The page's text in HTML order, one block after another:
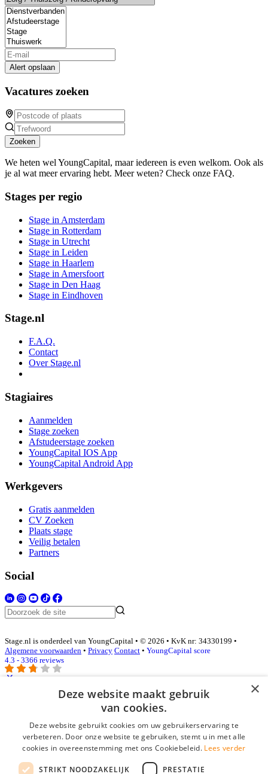
Alert opslaan
Vacatures zoeken
Zoeken
We heten wel YoungCapital, maar iedereen is even welkom. Ook als
je al wat meer ervaring hebt. Meer weten? Check onze FAQ.
Stages per regio
Stage in Amsterdam
Stage in Rotterdam
Stage in Utrecht
Stage in Leiden
Stage in Haarlem
Stage in Amersfoort
Stage in Den Haag
Stage in Eindhoven
Stage.nl
F.A.Q.
Contact
Over Stage.nl
Stagiaires
Aanmelden
Stage zoeken
Afstudeerstage zoeken
YoungCapital IOS App
YoungCapital Android App
Werkgevers
Gratis aanmelden
CV Zoeken
Plaats stage
Veilig betalen
Partners
Social
Stage.nl is onderdeel van YoungCapital • © 2026 • KvK nr: 34330199 •
Algemene voorwaarden • Privacy Contact • YoungCapital score
4.3 - 3366 reviews
Inloggen als bedrijf
E-mail*
Wachtwoord
×
Deze website maakt gebruik
van cookies.
Deze website gebruikt cookies om uw gebruikerservaring te
verbeteren. Door onze website te gebruiken, stemt u in met alle
cookies in overeenstemming met ons Cookiebeleid. Lees verder
STRIKT NOODZAKELIJK PRESTATIE